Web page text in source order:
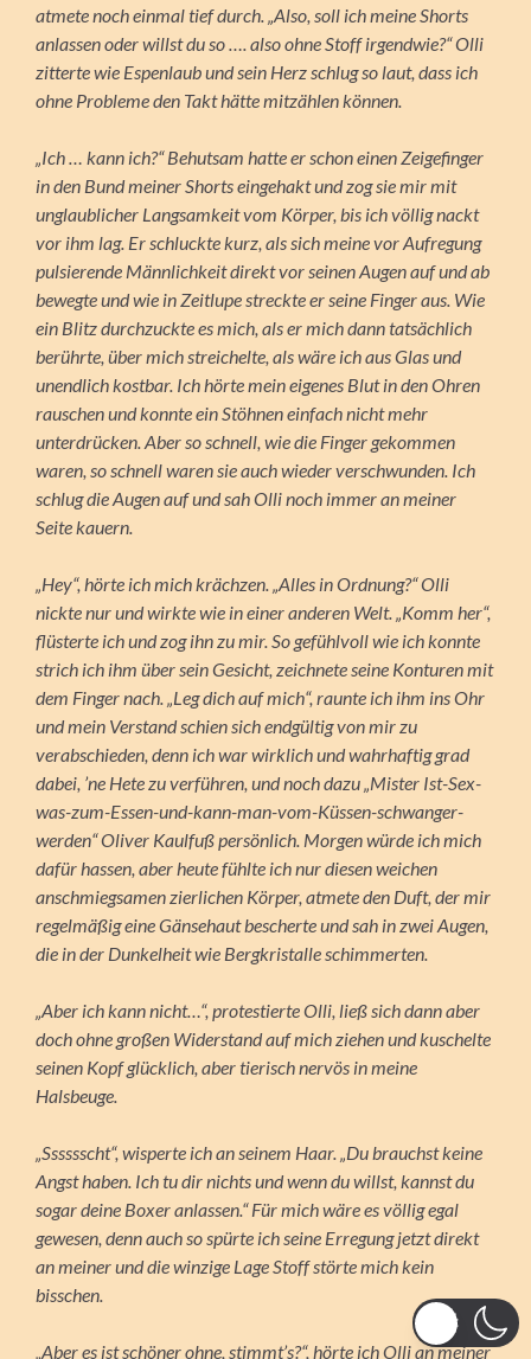
atmete noch einmal tief durch. „Also, soll ich meine Shorts
anlassen oder willst du so …. also ohne Stoff irgendwie?“ Olli
zitterte wie Espenlaub und sein Herz schlug so laut, dass ich
ohne Probleme den Takt hätte mitzählen können.
„Ich … kann ich?“ Behutsam hatte er schon einen Zeigefinger
in den Bund meiner Shorts eingehakt und zog sie mir mit
unglaublicher Langsamkeit vom Körper, bis ich völlig nackt
vor ihm lag. Er schluckte kurz, als sich meine vor Aufregung
pulsierende Männlichkeit direkt vor seinen Augen auf und ab
bewegte und wie in Zeitlupe streckte er seine Finger aus. Wie
ein Blitz durchzuckte es mich, als er mich dann tatsächlich
berührte, über mich streichelte, als wäre ich aus Glas und
unendlich kostbar. Ich hörte mein eigenes Blut in den Ohren
rauschen und konnte ein Stöhnen einfach nicht mehr
unterdrücken. Aber so schnell, wie die Finger gekommen
waren, so schnell waren sie auch wieder verschwunden. Ich
schlug die Augen auf und sah Olli noch immer an meiner
Seite kauern.
„Hey“, hörte ich mich krächzen. „Alles in Ordnung?“ Olli
nickte nur und wirkte wie in einer anderen Welt. „Komm her“,
flüsterte ich und zog ihn zu mir. So gefühlvoll wie ich konnte
strich ich ihm über sein Gesicht, zeichnete seine Konturen mit
dem Finger nach. „Leg dich auf mich“, raunte ich ihm ins Ohr
und mein Verstand schien sich endgültig von mir zu
verabschieden, denn ich war wirklich und wahrhaftig grad
dabei, ’ne Hete zu verführen, und noch dazu „Mister Ist-Sex-
was-zum-Essen-und-kann-man-vom-Küssen-schwanger-
werden“ Oliver Kaulfuß persönlich. Morgen würde ich mich
dafür hassen, aber heute fühlte ich nur diesen weichen
anschmiegsamen zierlichen Körper, atmete den Duft, der mir
regelmäßig eine Gänsehaut bescherte und sah in zwei Augen,
die in der Dunkelheit wie Bergkristalle schimmerten.
„Aber ich kann nicht…“, protestierte Olli, ließ sich dann aber
doch ohne großen Widerstand auf mich ziehen und kuschelte
seinen Kopf glücklich, aber tierisch nervös in meine
Halsbeuge.
„Sssssscht“, wisperte ich an seinem Haar. „Du brauchst keine
Angst haben. Ich tu dir nichts und wenn du willst, kannst du
sogar deine Boxer anlassen.“ Für mich wäre es völlig egal
gewesen, denn auch so spürte ich seine Erregung jetzt direkt
an meiner und die winzige Lage Stoff störte mich kein
bisschen.
„Aber es ist schöner ohne, stimmt’s?“, hörte ich Olli an meiner